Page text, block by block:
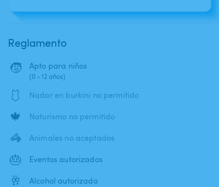
Reglamento
🧒 Apto para niños
(0 - 12 años)
🩱 Nadar en burkini no permitido
🍁 Naturismo no permitido
🦓 Animales no aceptados
🎂 Eventos autorizados
🥂 Alcohol autorizado